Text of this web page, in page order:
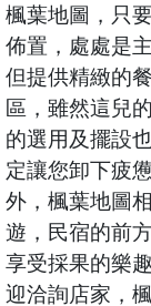
楓葉地圖，只
佈置，處處是
但提供精緻的
區，雖然這兒
的選用及擺設
定讓您卸下疲
外，楓葉地圖
遊，民宿的前
享受採果的樂
迎洽詢店家，